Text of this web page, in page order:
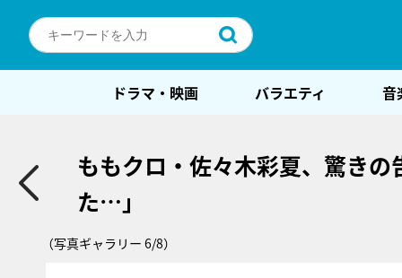
ドラマ・映画 バラエティ 音
ももクロ・佐々木彩夏、驚き
た…」
（写真ギャラリー 6/8）